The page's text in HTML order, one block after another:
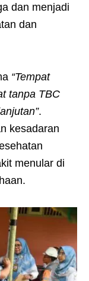
dan menjadi
dan
“Tempat
tanpa TBC
.
kesadaran
menular di